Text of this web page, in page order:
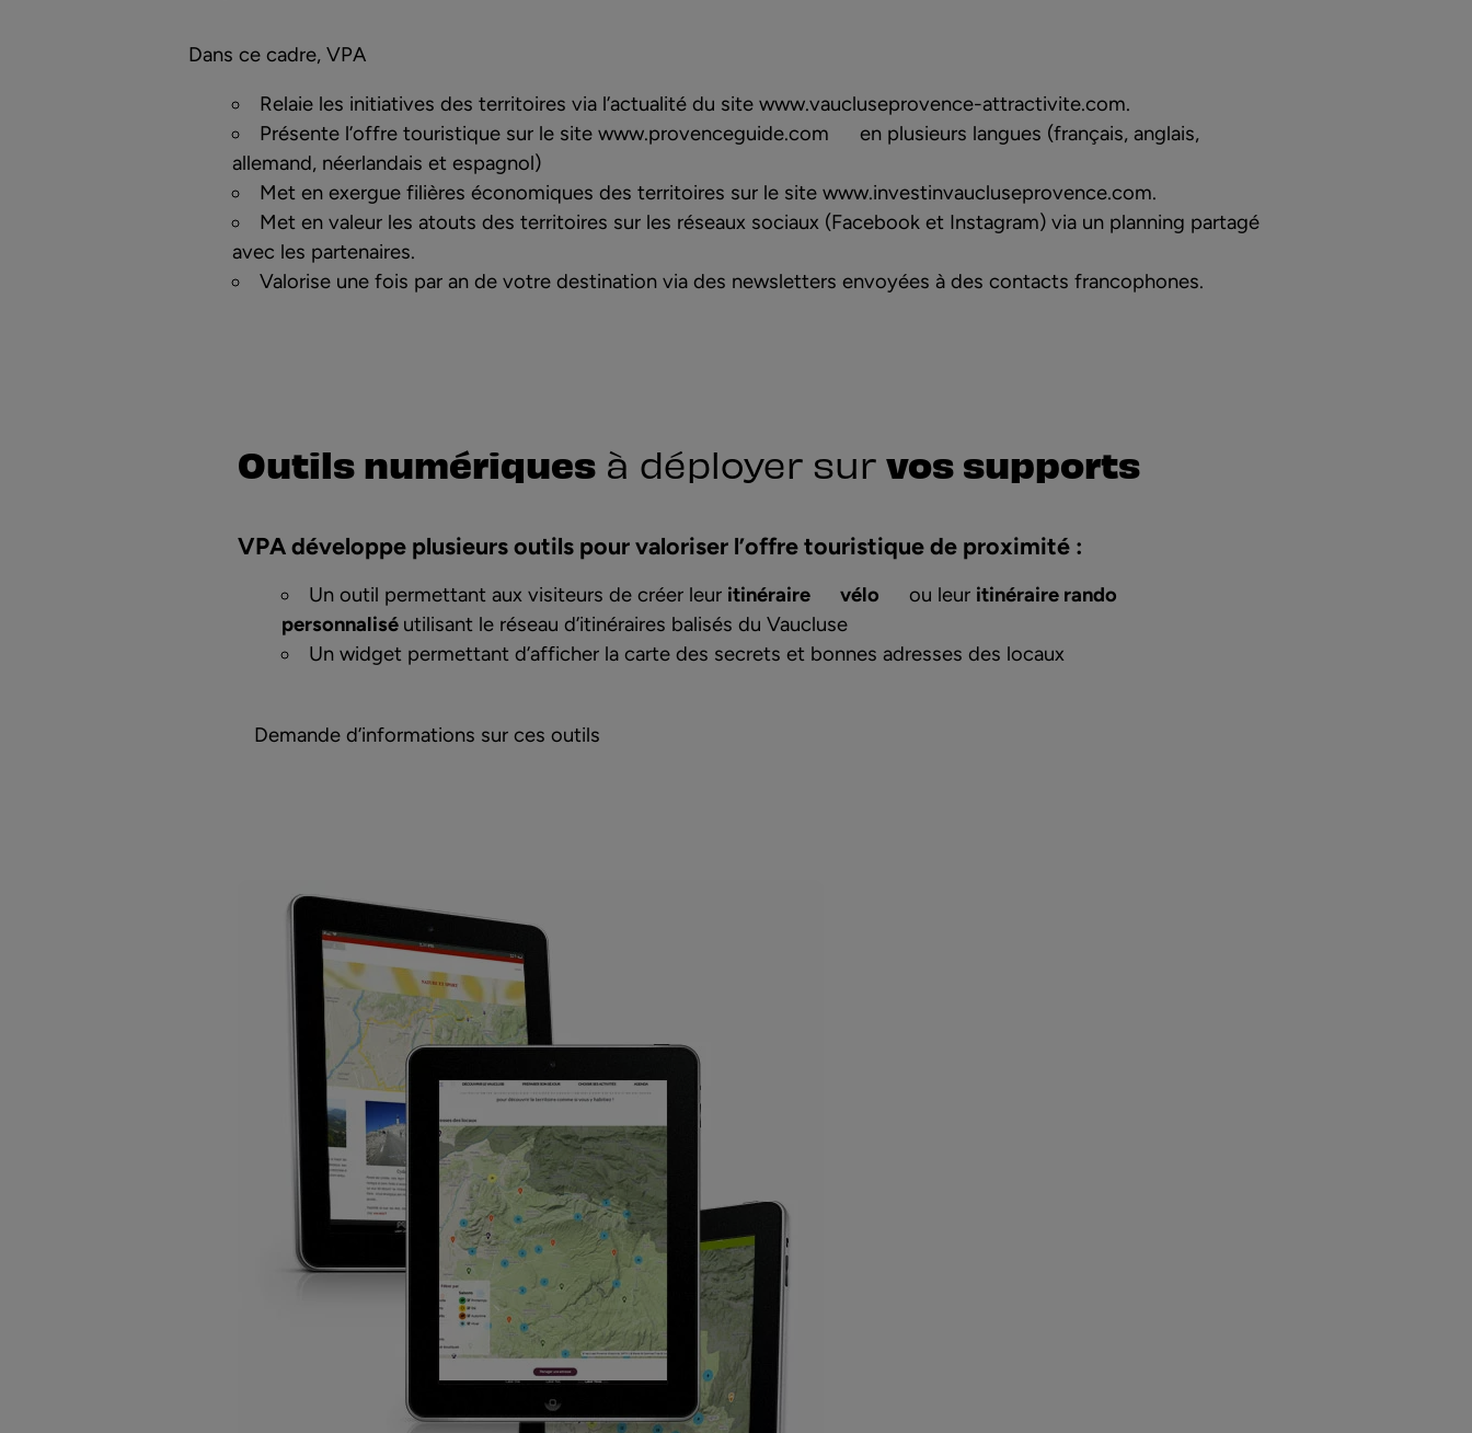
Dans ce cadre, VPA
Relaie les initiatives des territoires via l’actualité du sitewww.vaucluseprovence-attractivite.com.
Présente l’offre touristique sur le sitewww.provenceguide.com
en plusieurs langues (français, anglais,
allemand, néerlandais et espagnol)
Met en exergue filières économiques des territoires sur le sitewww.investinvaucluseprovence.com.
Met en valeur les atouts des territoires sur les réseaux sociaux (Facebook et Instagram) via un planning partagé
avec les partenaires.
Valorise une fois par an de votre destination via des newsletters envoyées à des contacts francophones.
Outils numériquesà déployer sur vos supports
VPA développe plusieurs outils pour valoriser l’offre touristique de proximité :
Un outil permettant aux visiteurs de créer leur itinéraire vélo ou leur itinéraire rando
personnalisé utilisant le réseau d’itinéraires balisés du Vaucluse
Un widget permettant d’afficher lacarte des secrets et bonnes adresses des locaux
Demande d’informations sur ces outils